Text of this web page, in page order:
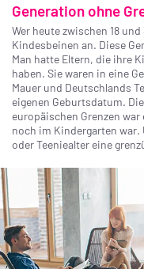
Generation ohne
Wer heute zwischen 18
Kindesbeinen an. Diese
Man hatte Eltern, die ihre
haben. Sie waren in eine
Mauer und Deutschlands
eigenen Geburtsdatum.
europäischen Grenzen
noch im Kindergarten
oder Teeniealter eine